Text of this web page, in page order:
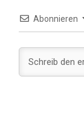
Abonnieren